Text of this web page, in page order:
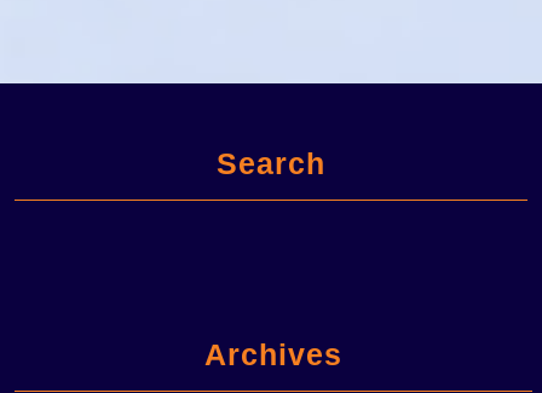
Search
Archives